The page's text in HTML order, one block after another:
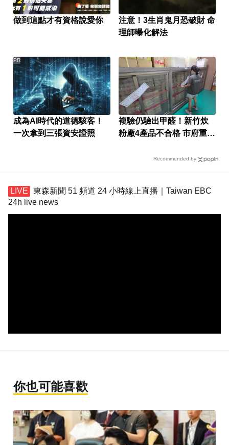
做到這點才有資格說愛你
注意！3生肖鬼月恐破財 命
理師曝化解法
成為AI時代的道德駭客！
一次拿到三張資安證照
PR
複驗仍驗出甲醛！新竹炊
粉廠4產品不合格 市府重罰
Recommended by
東森新聞 51 頻道 24 小時線上直播｜Taiwan EBC
24h live news
你也可能喜歡